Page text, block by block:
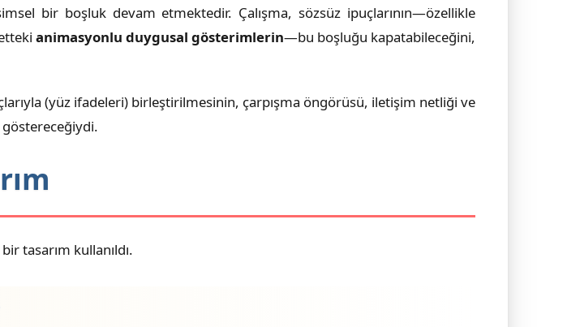
bir boşluk devam etmektedir. Çalışma, sözsüz ipuçlarının—özellikle
animasyonlu duygusal gösterimlerin—bu boşluğu kapatabileceğini,
(yüz ifadeleri) birleştirilmesinin, çarpışma öngörüsü, iletişim netliği ve
göstereceğiydi.
tasarım kullanıldı.